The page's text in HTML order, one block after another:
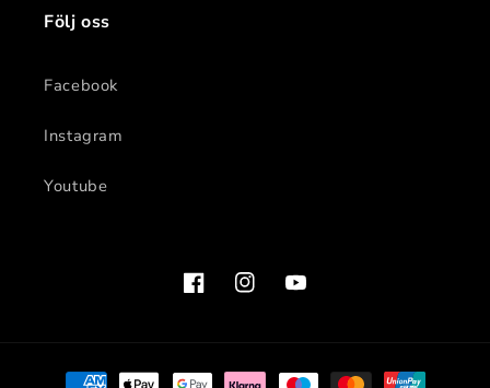
Följ oss
Facebook
Instagram
Youtube
FacebookInstagramYouTube
Betalningsmetoder